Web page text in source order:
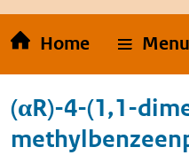
Home Menu
(αR)-4-(1,1-